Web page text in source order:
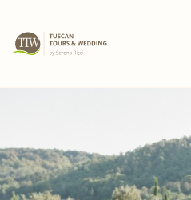
MENU
HOCHZEITEN